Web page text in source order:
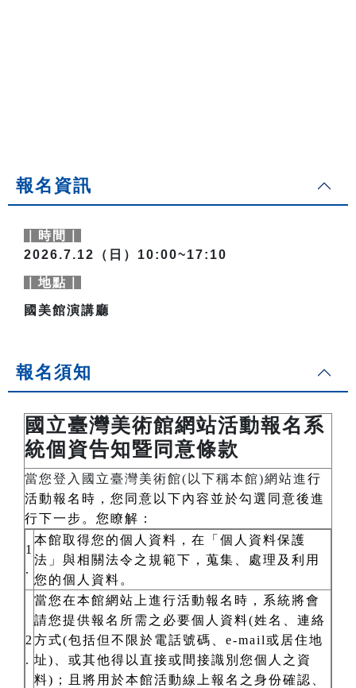
報名資訊
｜時間｜
2026.7.12（日）10:00~17:10
｜地點｜
國美館演講廳
報名須知
國立臺灣美術館網站活動報名系
統個資告知暨同意條款
當您登入國立臺灣美術館(以下稱本館)網站進行
活動報名時，您同意以下內容並於勾選同意後進
行下一步。您瞭解：
1
.
本館取得您的個人資料，在「個人資料保護
法」與相關法令之規範下，蒐集、處理及利用
您的個人資料。
2
.
當您在本館網站上進行活動報名時，系統將會
請您提供報名所需之必要個人資料(姓名、連絡
方式(包括但不限於電話號碼、e-mail或居住地
址)、或其他得以直接或間接識別您個人之資
料)；且將用於本館活動線上報名之身份確認、